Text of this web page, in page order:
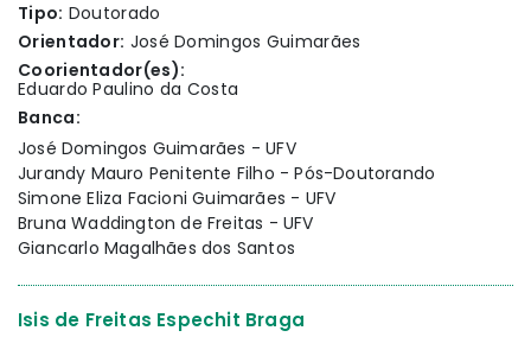
Tipo: Doutorado
Orientador: José Domingos Guimarães
Coorientador(es):
Eduardo Paulino da Costa
Banca:
José Domingos Guimarães - UFV
Jurandy Mauro Penitente Filho - Pós-Doutorando
Simone Eliza Facioni Guimarães - UFV
Bruna Waddington de Freitas - UFV
Giancarlo Magalhães dos Santos
Isis de Freitas Espechit Braga